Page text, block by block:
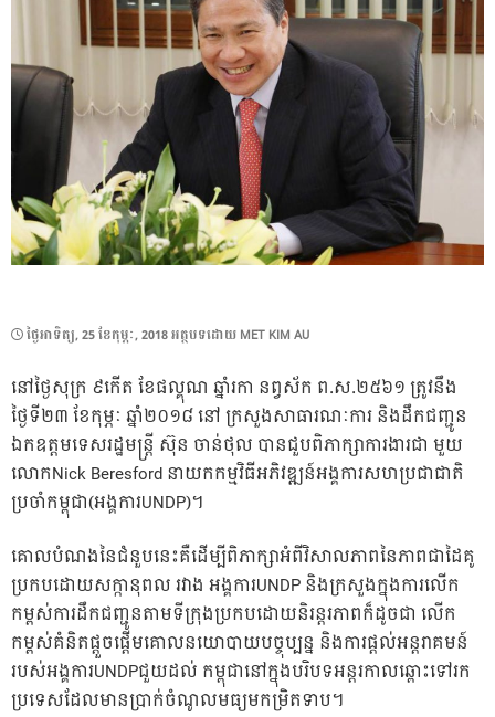
POSTED
ថ្ងៃ​អាទិត្យ, 25 ខែ​កុម្ភៈ, 2018អត្ថបទដោយ MET KIM AU
នៅថ្ងៃសុក្រ ៩កើត ខែផល្គុណ ឆ្នាំរកា នព្វស័ក ព.ស.២៥៦១ ត្រូវនឹង
ថ្ងៃទី២៣ ខែកុម្ភៈ ឆ្នាំ២០១៨ នៅ ក្រសួងសាធារណៈការ និងដឹកជញ្ជូន
ឯកឧត្តមទេសរដ្ឋមន្ត្រី ស៊ុន ចាន់ថុល បានជួបពិភាក្សាការងារជា មួយ
លោកNick Beresford នាយកកម្មវិធីអភិវឌ្ឍន៍អង្គការសហប្រជាជាតិ
ប្រចាំកម្ពុជា(អង្គការUNDP)។
គោលបំណងនៃជំនួបនេះគឺដើម្បីពិភាក្សាអំពីវិសាលភាពនៃភាពជាដៃគូ
ប្រកបដោយសក្កានុពល រវាង អង្គការUNDP និងក្រសួងក្នុងការលើក
កម្ពស់ការដឹកជញ្ជូនតាមទីក្រុងប្រកបដោយនិរន្តរភាពក៏ដូចជា លើក
កម្ពស់គំនិតផ្តួចផ្តើមគោលនយោបាយបច្ចុប្បន្ន និងការផ្តល់អន្តរាគមន៍
របស់អង្គការUNDPជួយដល់ កម្ពុជានៅក្នុងបរិបទអន្តរកាលឆ្ពោះទៅរក
ប្រទេសដែលមានប្រាក់ចំណូលមធ្យមកម្រិតទាប។